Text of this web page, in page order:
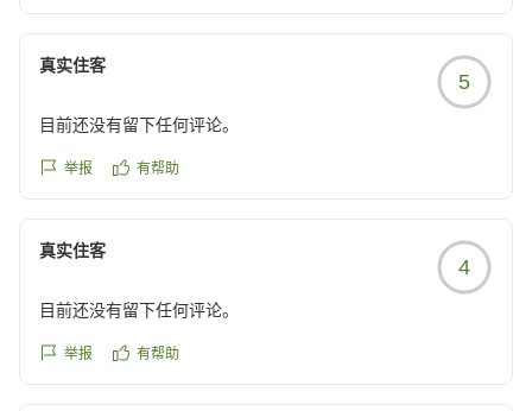
真实住客
5
目前还没有留下任何评论。
举报 有帮助
真实住客
4
目前还没有留下任何评论。
举报 有帮助